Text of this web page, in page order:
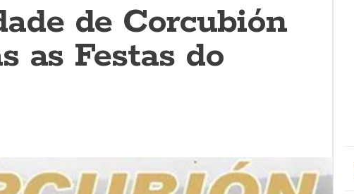
de Corcubión
as Festas do